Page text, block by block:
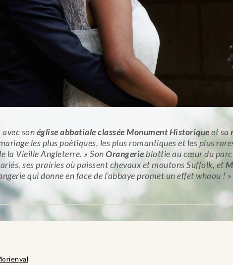
avec sonéglise abbatiale classée Monument Historiqueet sa
les plus poétiques, les plus romantiques et les plus
la Vieille Angleterre. » SonOrangerieblottie au cœur du parc
ses prairies où paissent chevaux et moutons Suffolk, et
qui donne en face de l’abbaye promet un effet whaou ! »